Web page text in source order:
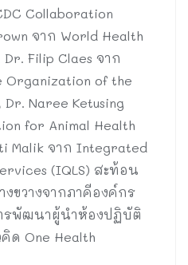
Collaboration
จาก World Health
Filip Claes จาก
Organization of the
Dr. Naree Ketusing
for Animal Health
Malik จาก Integrated
(IQLS) สะท้อน
ขวางจากภาคีองค์กร
รพัฒนาผู้นำห้องปฏิบัติ
ด One Health